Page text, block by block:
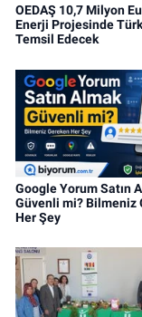
OEDAŞ 10,7 Milyon
Enerji Projesinde
Temsil Edecek
Google Yorum Satın
Güvenli mi? Bilmeniz
Her Şey